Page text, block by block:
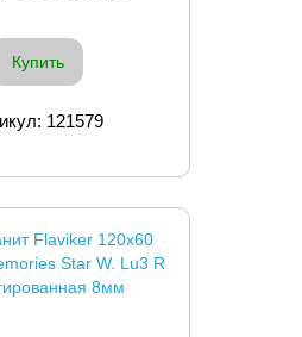
Купить
121579
Flaviker 120x60
Star W. Lu3 R
8мм